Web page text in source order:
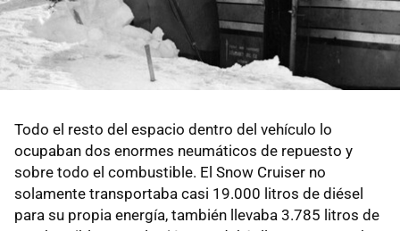
Todo el resto del espacio dentro del vehículo lo
ocupaban dos enormes neumáticos de repuesto y
sobre todo el combustible. El Snow Cruiser no
solamente transportaba casi 19.000 litros de diésel
para su propia energía, también llevaba 3.785 litros de